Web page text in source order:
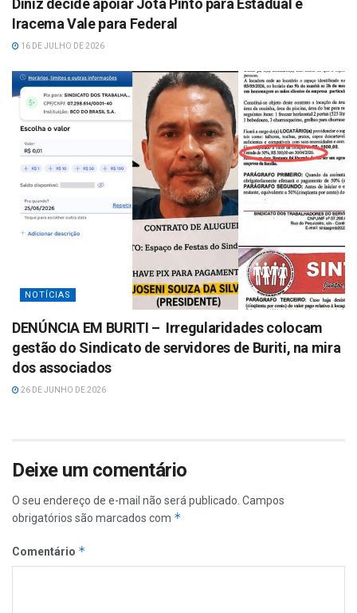
Diniz decide apoiar Jota Pinto para Estadual e
Iracema Vale para Federal
16 DE JULHO DE 2026
NOTÍCIAS
DENÚNCIA EM BURITI – Irregularidades colocam
gestão do Sindicato de servidores de Buriti, na mira
dos associados
26 DE JUNHO DE 2026
Deixe um comentário
O seu endereço de e-mail não será publicado. Campos
obrigatórios são marcados com *
Comentário *